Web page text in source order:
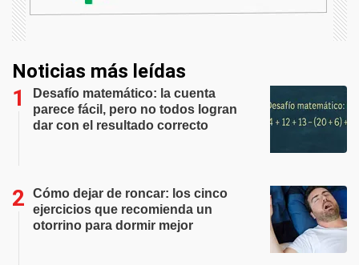
Noticias más leídas
Desafío matemático: la cuenta
parece fácil, pero no todos logran
dar con el resultado correcto
Cómo dejar de roncar: los cinco
ejercicios que recomienda un
otorrino para dormir mejor